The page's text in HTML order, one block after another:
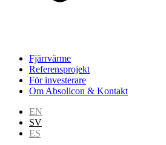
Fjärrvärme
Referensprojekt
För investerare
Om Absolicon & Kontakt
EN
SV
ES